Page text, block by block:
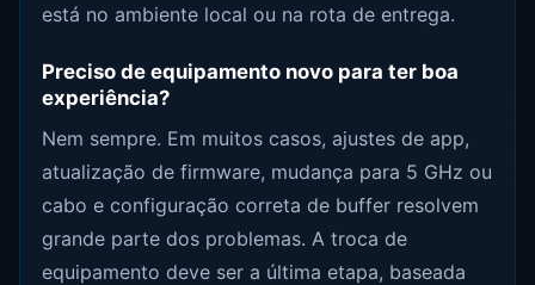
está no ambiente local ou na rota de entrega.
Preciso de equipamento novo para ter boa
experiência?
Nem sempre. Em muitos casos, ajustes de app,
atualização de firmware, mudança para 5 GHz ou
cabo e configuração correta de buffer resolvem
grande parte dos problemas. A troca de
equipamento deve ser a última etapa, baseada